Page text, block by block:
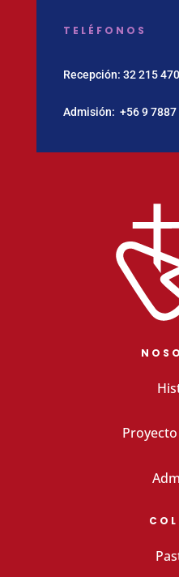
TELÉFONOS
Recepción: 32 215
Admisión: ‪+56 9